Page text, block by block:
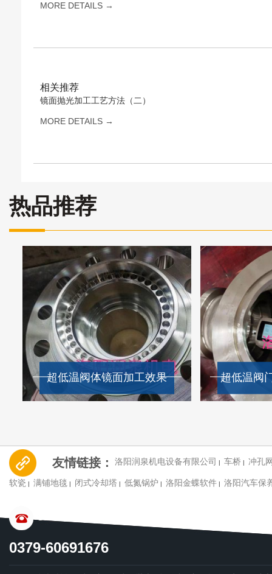
MORE DETAILS →
相关推荐
镜面抛光加工工艺方法（二）
MORE DETAILS →
热品推荐
超低温阀体镜面加工效果
友情链接： 洛阳润泉机电设备有限公司 | 车桥 | 冲孔
软瓷 | 满铺地毯 | 闭式冷却塔 | 低氮锅炉 | 洛阳金蝶软件 | 洛阳汽车保
CONTACT US
0379-60691676